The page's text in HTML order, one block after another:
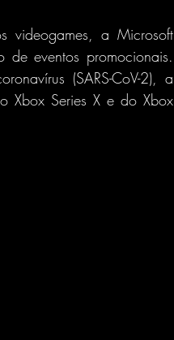
videogames, a Microsoft
eventos promocionais.
(SARS-CoV-2), a
Xbox Series X e do Xbox